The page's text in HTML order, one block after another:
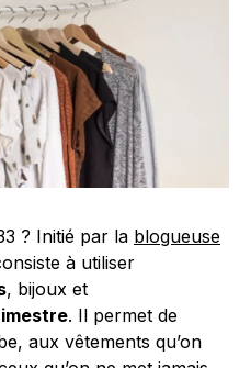
? Initié par la blogueuse
à utiliser
, bijoux et
. Il permet de
aux vêtements qu’on